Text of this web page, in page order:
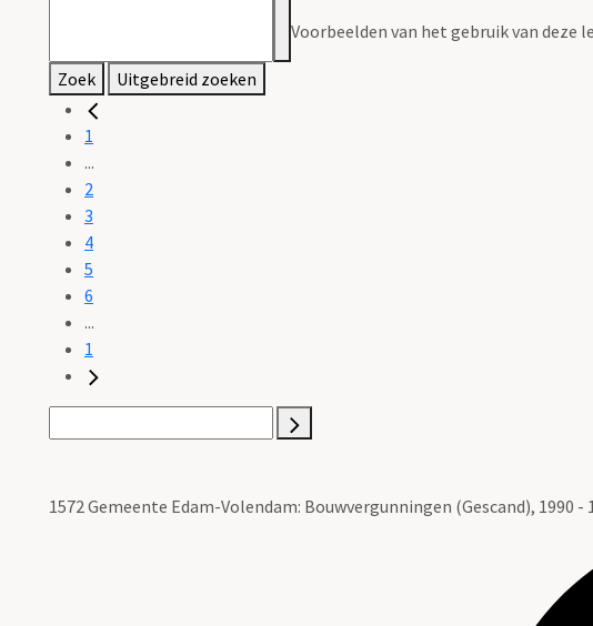
Voorbeelden van het gebruik van deze
Zoek Uitgebreid zoeken
1
...
2
3
4
5
6
...
1
1572 Gemeente Edam-Volendam: Bouwvergunningen (Gescand), 1990 -